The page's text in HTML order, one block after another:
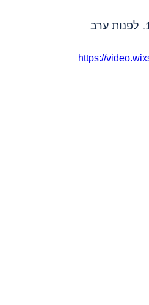
– עיכובים וחקירות שטח בדגש על עצירים משוחררים. נעצרו לפחות 15. לפנות ערב
https://